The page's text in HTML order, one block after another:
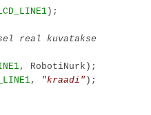
);
real kuvatakse
, RobotiNurk);
, "kraadi" );